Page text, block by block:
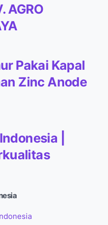
AGRO
Pakai Kapal
Zinc Anode
|